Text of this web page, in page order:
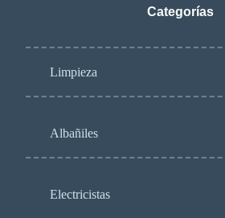
Categorías
Limpieza
Albañiles
Electricistas